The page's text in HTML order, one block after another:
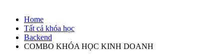
Home
Tất cả khóa học
Backend
COMBO KHÓA HỌC KINH DOANH